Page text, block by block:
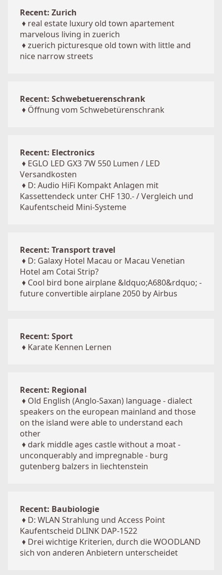
Recent: Zurich
♦ real estate luxury old town apartement
marvelous living in zuerich
♦zuerich picturesque old town with little and
nice narrow streets
Recent: Schwebetuerenschrank
♦ Öffnung vom Schwebetürenschrank
Recent: Electronics
♦ EGLO LED GX3 7W 550 Lumen / LED
Versandkosten
♦ D: Audio HiFi Kompakt Anlagen mit
Kassettendeck unter CHF 130.- / Vergleich und
Kaufentscheid Mini-Systeme
Recent: Transport travel
♦ D: Galaxy Hotel Macau or Macau Venetian
Hotel am Cotai Strip?
♦ Cool bird bone airplane &ldquo;A680&rdquo; -
future convertible airplane 2050 by Airbus
Recent: Sport
♦ Karate Kennen Lernen
Recent: Regional
♦ Old English (Anglo-Saxan) language - dialect
speakers on the european mainland and those
on the island were able to understand each
other
♦ dark middle ages castle without a moat -
unconquerably and impregnable - burg
gutenberg balzers in liechtenstein
Recent: Baubiologie
♦ D: WLAN Strahlung und Access Point
Kaufentscheid DLINK DAP-1522
♦ Drei wichtige Kriterien, durch die WOODLAND
sich von anderen Anbietern unterscheidet